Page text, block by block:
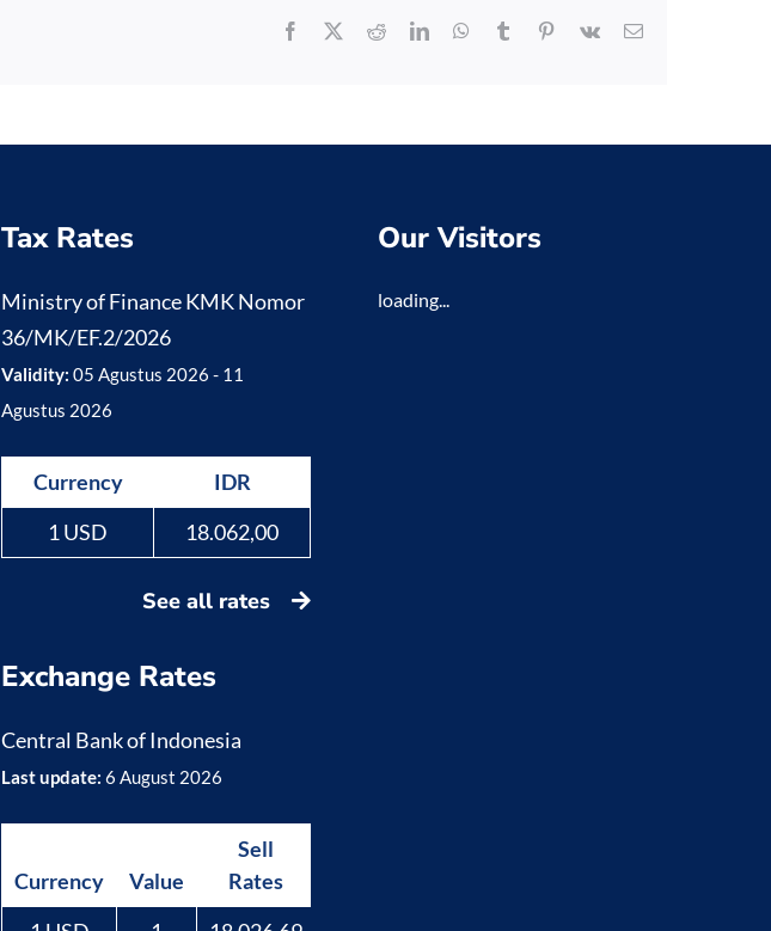
Facebook RedditLinkedInWhatsApp
Tumblr Pinterest
Vk Email
Tax Rates
Ministry of Finance KMK Nomor
36/MK/EF.2/2026
Validity: 05 Agustus 2026 - 11
Agustus 2026
Currency
IDR
1 USD
18.062,00
See all rates
Exchange Rates
Central Bank of Indonesia
Last update: 6 August 2026
Currency Value
Sell
Rates
Our Visitors
loading...